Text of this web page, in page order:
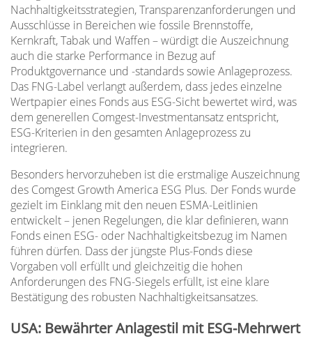
Nachhaltigkeitsstrategien, Transparenzanforderungen und
Ausschlüsse in Bereichen wie fossile Brennstoffe,
Kernkraft, Tabak und Waffen – würdigt die Auszeichnung
auch die starke Performance in Bezug auf
Produktgovernance und -standards sowie Anlageprozess.
Das FNG-Label verlangt außerdem, dass jedes einzelne
Wertpapier eines Fonds aus ESG-Sicht bewertet wird, was
dem generellen Comgest-Investmentansatz entspricht,
ESG-Kriterien in den gesamten Anlageprozess zu
integrieren.
Besonders hervorzuheben ist die erstmalige Auszeichnung
des Comgest Growth America ESG Plus. Der Fonds wurde
gezielt im Einklang mit den neuen ESMA-Leitlinien
entwickelt – jenen Regelungen, die klar definieren, wann
Fonds einen ESG- oder Nachhaltigkeitsbezug im Namen
führen dürfen. Dass der jüngste Plus-Fonds diese
Vorgaben voll erfüllt und gleichzeitig die hohen
Anforderungen des FNG-Siegels erfüllt, ist eine klare
Bestätigung des robusten Nachhaltigkeitsansatzes.
USA: Bewährter Anlagestil mit ESG-Mehrwert